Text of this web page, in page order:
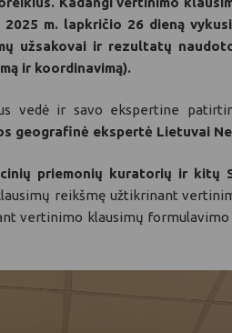
2025 m. lapkričio 26 dieną
užsakovai ir rezultatų
ir koordinavimą).
vedė ir savo ekspertine
geografinė ekspertė Lietuvai
priemonių kuratorių ir kitų
reikšmę užtikrinant
vertinimo klausimų